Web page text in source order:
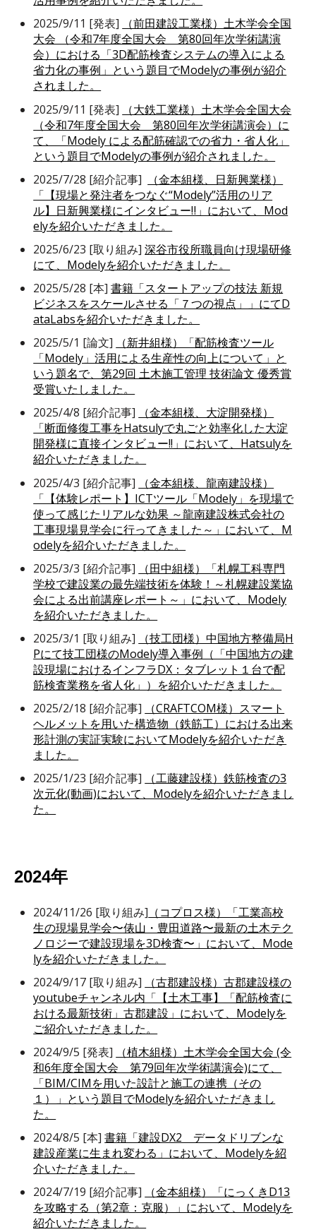
2025/9/11 [発表]
（前田建設工業様）土木学会全国
大会 （令和7年度全国大会 第80回年次学術講演
会）における「3D配筋検査システムの導入による
省力化の事例」という題目でModelyの事例が紹介
されました。
2025/9/11 [発表]
（大鉄工業様）土木学会全国大会
（令和7年度全国大会 第80回年次学術講演会）に
て、「Modely による配筋確認での省力・省人化」
という題目でModelyの事例が紹介されました。
2025/7/28 [紹介記事]
（金本組様、日新興業様）
「【現場と発注者をつなぐ“Modely”活用のリア
ル】日新興業様にインタビュー‼」において、Mod
elyを紹介いただきました。
2025/6/23 [取り組み]深谷市役所職員向け現場研修
にて、Modelyを紹介いただきました。
2025/5/28 [本]書籍「スタートアップの技法 新規
ビジネスをスケールさせる「７つの視点」」にてD
ataLabsを紹介いただきました。
2025/5/1 [論文]
（新井組様）「配筋検査ツール
「Modely」活用による生産性の向上について」と
いう題名で、第29回 土木施工管理 技術論文 優秀賞
受賞いたしました。
2025/4/8 [紹介記事]
（金本組様、大淀開発様）
「断面修復工事をHatsulyで丸ごと効率化した大淀
開発様に直接インタビュー!!」において、Hatsulyを
紹介いただきました。
2025/4/3 [紹介記事]
（金本組様、龍南建設様）
「【体験レポート】ICTツール「Modely」を現場で
使って感じたリアルな効果 ～龍南建設株式会社の
工事現場見学会に行ってきました～」において、M
odelyを紹介いただきました。
2025/3/3 [紹介記事]
（田中組様）「札幌工科専門
学校で建設業の最先端技術を体験！～札幌建設業協
会による出前講座レポート～」において、Modely
を紹介いただきました。
2025/3/1 [取り組み]
（技工団様）中国地方整備局H
Pにて技工団様のModely導入事例（「中国地方の建
設現場におけるインフラDX：タブレット１台で配
筋検査業務を省人化」）を紹介いただきました。
2025/2/18 [紹介記事]
（CRAFTCOM様）スマート
ヘルメットを用いた構造物（鉄筋工）における出来
形計測の実証実験においてModelyを紹介いただき
ました。
2025/1/23 [紹介記事]
（工藤建設様）鉄筋検査の3
次元化(動画)において、Modelyを紹介いただきまし
た。
2024年
2024/11/26 [取り組み] （コプロス様）「工業高校
生の現場見学会〜俵山・豊田道路〜最新の土木テク
ノロジーで建設現場を3D検査〜」において、Mode
lyを紹介いただきました。
2024/9/17 [取り組み]
（古郡建設様）古郡建設様の
youtubeチャンネル内「【土木工事】「配筋検査に
おける最新技術」古郡建設」において、Modelyを
ご紹介いただきました。
2024/9/5 [発表]
（植木組様）土木学会全国大会 (令
和6年度全国大会 第79回年次学術講演会)にて、
「BIM/CIMを用いた設計と施工の連携（その
１）」という題目でModelyを紹介いただきまし
た。
2024/8/5 [本]書籍「建設DX2 データドリブンな
建設産業に生まれ変わる」において、Modelyを紹
介いただきました。
2024/7/19 [紹介記事]
（金本組様）「にっくきD13
を攻略する（第2章：克服）」において、Modelyを
紹介いただきました。